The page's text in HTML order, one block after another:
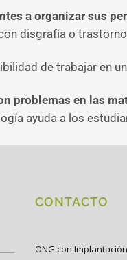
a organizar sus
disgrafía o
de trabajar en
problemas en las
ayuda a los
CONTACTO
ONG con